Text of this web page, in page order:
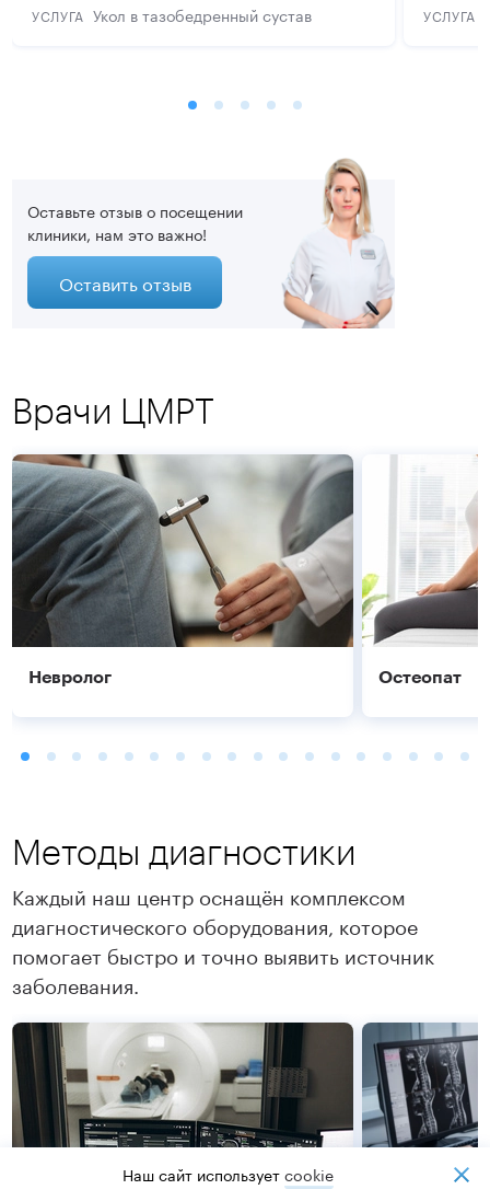
УСЛУГА Укол в тазобедренный сустав УСЛУГА
Оставьте отзыв о посещении
клиники, нам это важно!
Оставить отзыв
Врачи ЦМРТ
Невролог
Подробнее
Остеопат
Подробнее
Методы диагностики
Каждый наш центр оснащён комплексом
диагностического оборудования, которое
помогает быстро и точно выявить источник
заболевания.
Наш сайт используетcookiе